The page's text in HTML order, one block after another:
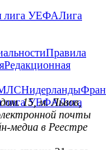
лига УЕФАЛига
Правила
Редакционная
Нидерланды
лига УЕФАЛига
15, м. Львов,
почты
медиа в Реестре